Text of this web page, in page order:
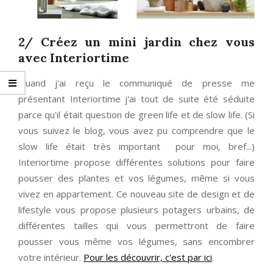
2/ Créez un mini jardin chez vous
avec Interiortime
Quand j'ai reçu le communiqué de presse me
présentant Interiortime j'ai tout de suite été séduite
parce qu'il était question de green life et de slow life. (Si
vous suivez le blog, vous avez pu comprendre que le
slow life était très important pour moi, bref...)
Interiortime propose différentes solutions pour faire
pousser des plantes et vos légumes, même si vous
vivez en appartement. Ce nouveau site de design et de
lifestyle vous propose plusieurs potagers urbains, de
différentes tailles qui vous permettront de faire
pousser vous même vos légumes, sans encombrer
votre intérieur. Pour les découvrir, c'est par ici.